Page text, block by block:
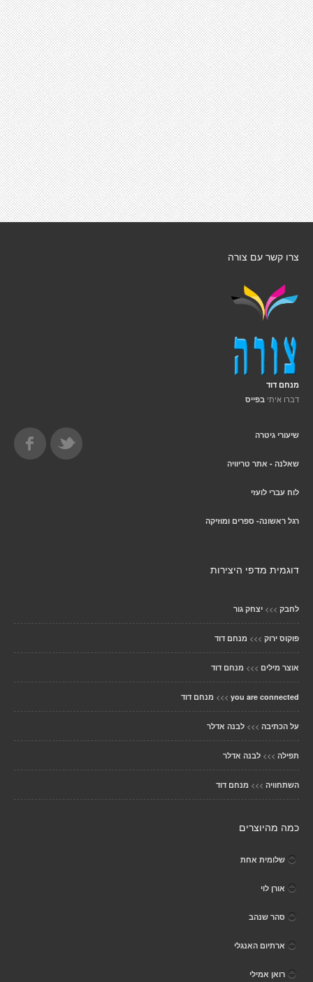
צרו קשר עם צורה
מנחם דוד
דברו איתי בפייס
שיעורי גיטרה
שאלנה - אתר טריוויה
לוח עברי לועזי
רגל ראשונה- ספרים ומוזיקה
דוגמית מדפי היצירות
לחבק >>> יצחק גור
פוקוס ירוק >>> מנחם דוד
אוצר מילים >>> מנחם דוד
you are connected
>>> מנחם דוד
על הכתיבה >>> לבנה אדלר
תפילה >>> לבנה אדלר
השתחוויה >>> מנחם דוד
כמה מהיוצרים
שלומית אחת
אורן לוי
סהר שנהב
ארתיום האנגלי
רואן אמילי